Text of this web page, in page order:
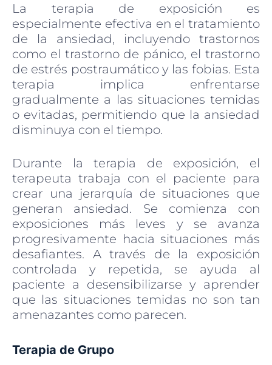
La terapia de exposición es
especialmente efectiva en el tratamiento
de la ansiedad, incluyendo trastornos
como el trastorno de pánico, el trastorno
de estrés postraumático y las fobias. Esta
terapia implica enfrentarse
gradualmente a las situaciones temidas
o evitadas, permitiendo que la ansiedad
disminuya con el tiempo.
Durante la terapia de exposición, el
terapeuta trabaja con el paciente para
crear una jerarquía de situaciones que
generan ansiedad. Se comienza con
exposiciones más leves y se avanza
progresivamente hacia situaciones más
desafiantes. A través de la exposición
controlada y repetida, se ayuda al
paciente a desensibilizarse y aprender
que las situaciones temidas no son tan
amenazantes como parecen.
Terapia de Grupo